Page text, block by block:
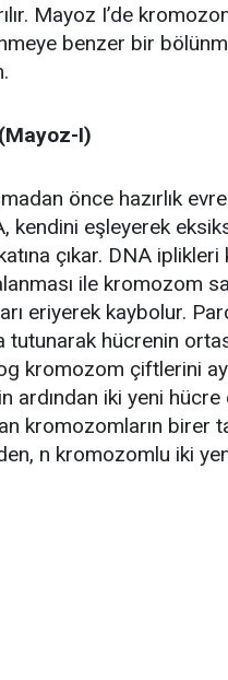
Mayoz I’de
benzer bir
I)
önce hazırlık
kendini eşleyerek
çıkar. DNA
ile kromozom
eriyerek kaybolur.
hücrenin
kromozom çiftlerini
ardından iki yeni
kromozomların birer
n kromozomlu iki